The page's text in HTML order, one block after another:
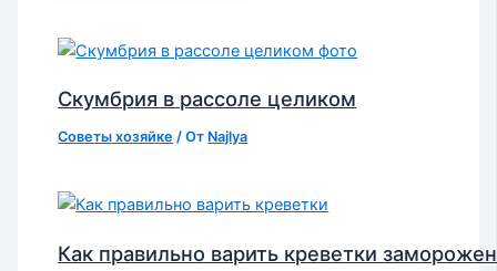
Скумбрия в рассоле целиком
Советы хозяйке / От Najlya
Как правильно варить креветки